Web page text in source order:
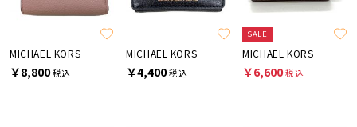
MICHAEL KORS
￥8,800税込
MICHAEL KORS
￥4,400税込
SALE
MICHAEL KORS
￥6,600税込